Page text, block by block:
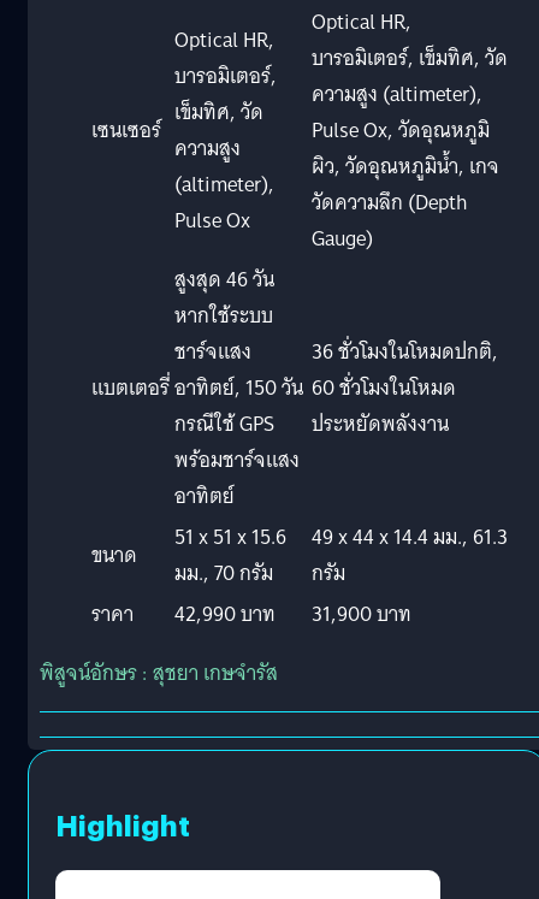
เซนเซอร์
Optical HR,
บารอมิเตอร์,
เข็มทิศ, วัด
ความสูง
(altimeter),
Pulse Ox
Optical HR,
บารอมิเตอร์, เข็มทิศ, วัด
ความสูง (altimeter),
Pulse Ox, วัดอุณหภูมิ
ผิว, วัดอุณหภูมิน้ำ, เกจ
วัดความลึก (Depth
Gauge)
แบตเตอรี่
สูงสุด 46 วัน
หากใช้ระบบ
ชาร์จแสง
อาทิตย์, 150 วัน
กรณีใช้ GPS
พร้อมชาร์จแสง
อาทิตย์
36 ชั่วโมงในโหมดปกติ,
60 ชั่วโมงในโหมด
ประหยัดพลังงาน
ขนาด
51 x 51 x 15.6
มม., 70 กรัม
49 x 44 x 14.4 มม., 61.3
กรัม
ราคา
42,990 บาท
31,900 บาท
พิสูจน์อักษร : สุชยา เกษจำรัส
Highlight